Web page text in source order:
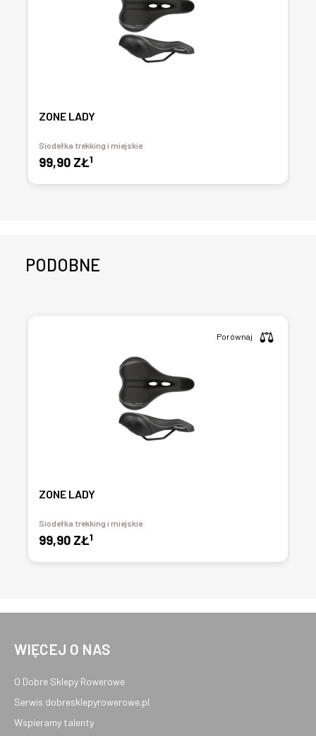
ZONE LADY
Siodełka trekking i miejskie
99,90 ZŁ1
PODOBNE
ZONE LADY
Siodełka trekking i miejskie
99,90 ZŁ1
Porównaj
WIĘCEJ O NAS
O Dobre Sklepy Rowerowe
Serwis dobresklepyrowerowe.pl
Wspieramy talenty